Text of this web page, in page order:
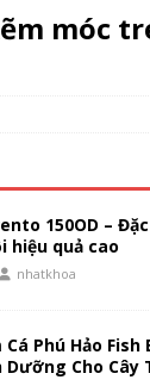
móc
150OD –
hiệu quả cao
nhatkhoa
Phú Hảo Fish
Dưỡng Cho Cây